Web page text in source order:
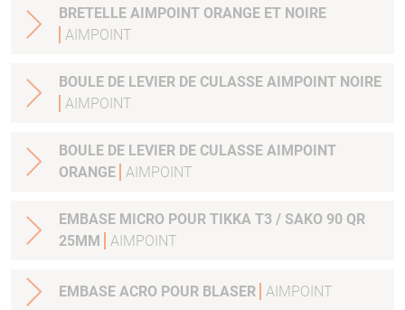
BRETELLE AIMPOINT ORANGE ET NOIRE
AIMPOINT
BOULE DE LEVIER DE CULASSE AIMPOINT NOIRE
AIMPOINT
BOULE DE LEVIER DE CULASSE AIMPOINT
ORANGE AIMPOINT
EMBASE MICRO POUR TIKKA T3 / SAKO 90 QR
25MM
AIMPOINT
EMBASE ACRO POUR BLASER AIMPOINT